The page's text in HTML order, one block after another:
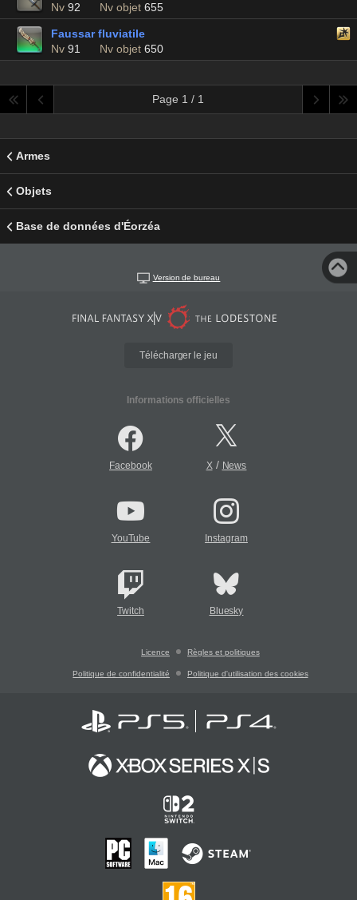
Nv 92 Nv objet 655
Faussar fluviatile
Nv 91 Nv objet 650
Page 1 / 1
Armes
Objets
Base de données d'Éorzéa
Version de bureau
Télécharger le jeu
Informations officielles
Facebook X/ News
YouTube Instagram
Twitch Bluesky
Licence Règles et politiques
Politique de confidentialité Politique d'utilisation des cookies